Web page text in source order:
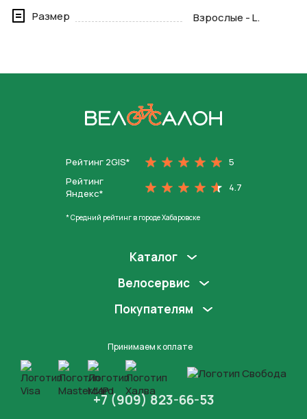
Размер
Взрослые - L.
Рейтинг 2GIS*
5
Рейтинг
Яндекс*
4.7
* Средний рейтинг в городе Хабаровске
Каталог
Велосервис
Покупателям
Принимаем к оплате
+7 (909) 823-66-53